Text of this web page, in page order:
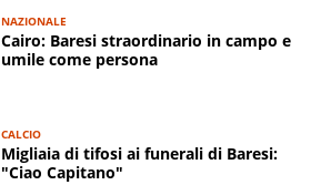
NAZIONALE
Cairo: Baresi straordinario in campo e
umile come persona
CALCIO
Migliaia di tifosi ai funerali di Baresi:
"Ciao Capitano"